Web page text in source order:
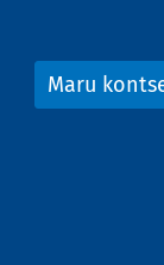
Maru